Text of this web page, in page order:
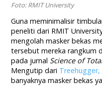
Foto: RMIT University
Guna meminimalisir
peneliti dari RMIT
mengolah masker bekas
tersebut mereka rangkum
pada jurnal Science of
Mengutip dari Treehugger,
banyaknya masker bekas